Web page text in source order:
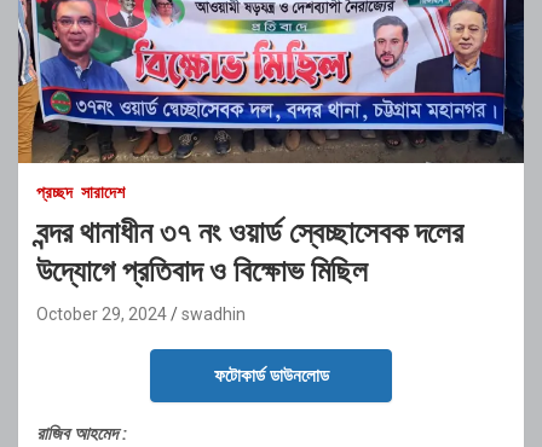
প্রচ্ছদ সারাদেশ
বন্দর থানাধীন ৩৭ নং ওয়ার্ড স্বেচ্ছাসেবক দলের
উদ্যোগে প্রতিবাদ ও বিক্ষোভ মিছিল
October 29, 2024 swadhin
ফটোকার্ড ডাউনলোড
রাজিব আহমেদ :